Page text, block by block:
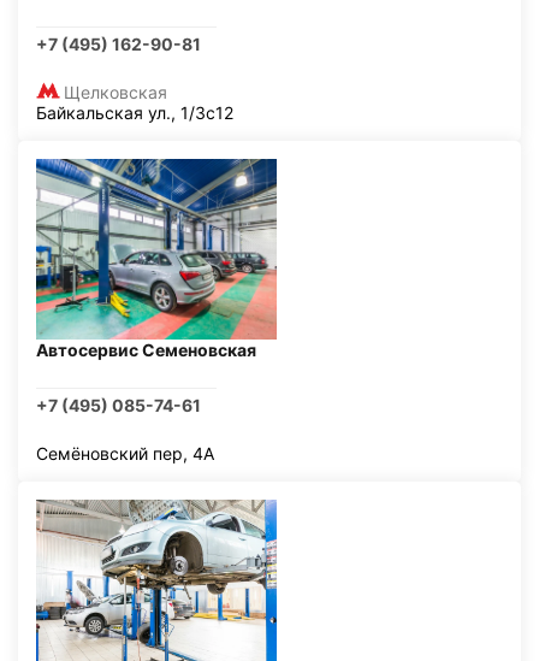
+7 (495) 162-90-81
Щелковская
Байкальская ул., 1/3с12
Автосервис Семеновская
+7 (495) 085-74-61
Семёновский пер, 4А